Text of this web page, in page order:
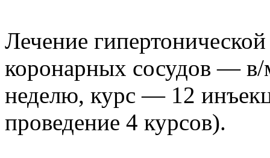
Лечение
коронарных сосудов — в/
неделю, курс — 12
проведение 4 курсов).